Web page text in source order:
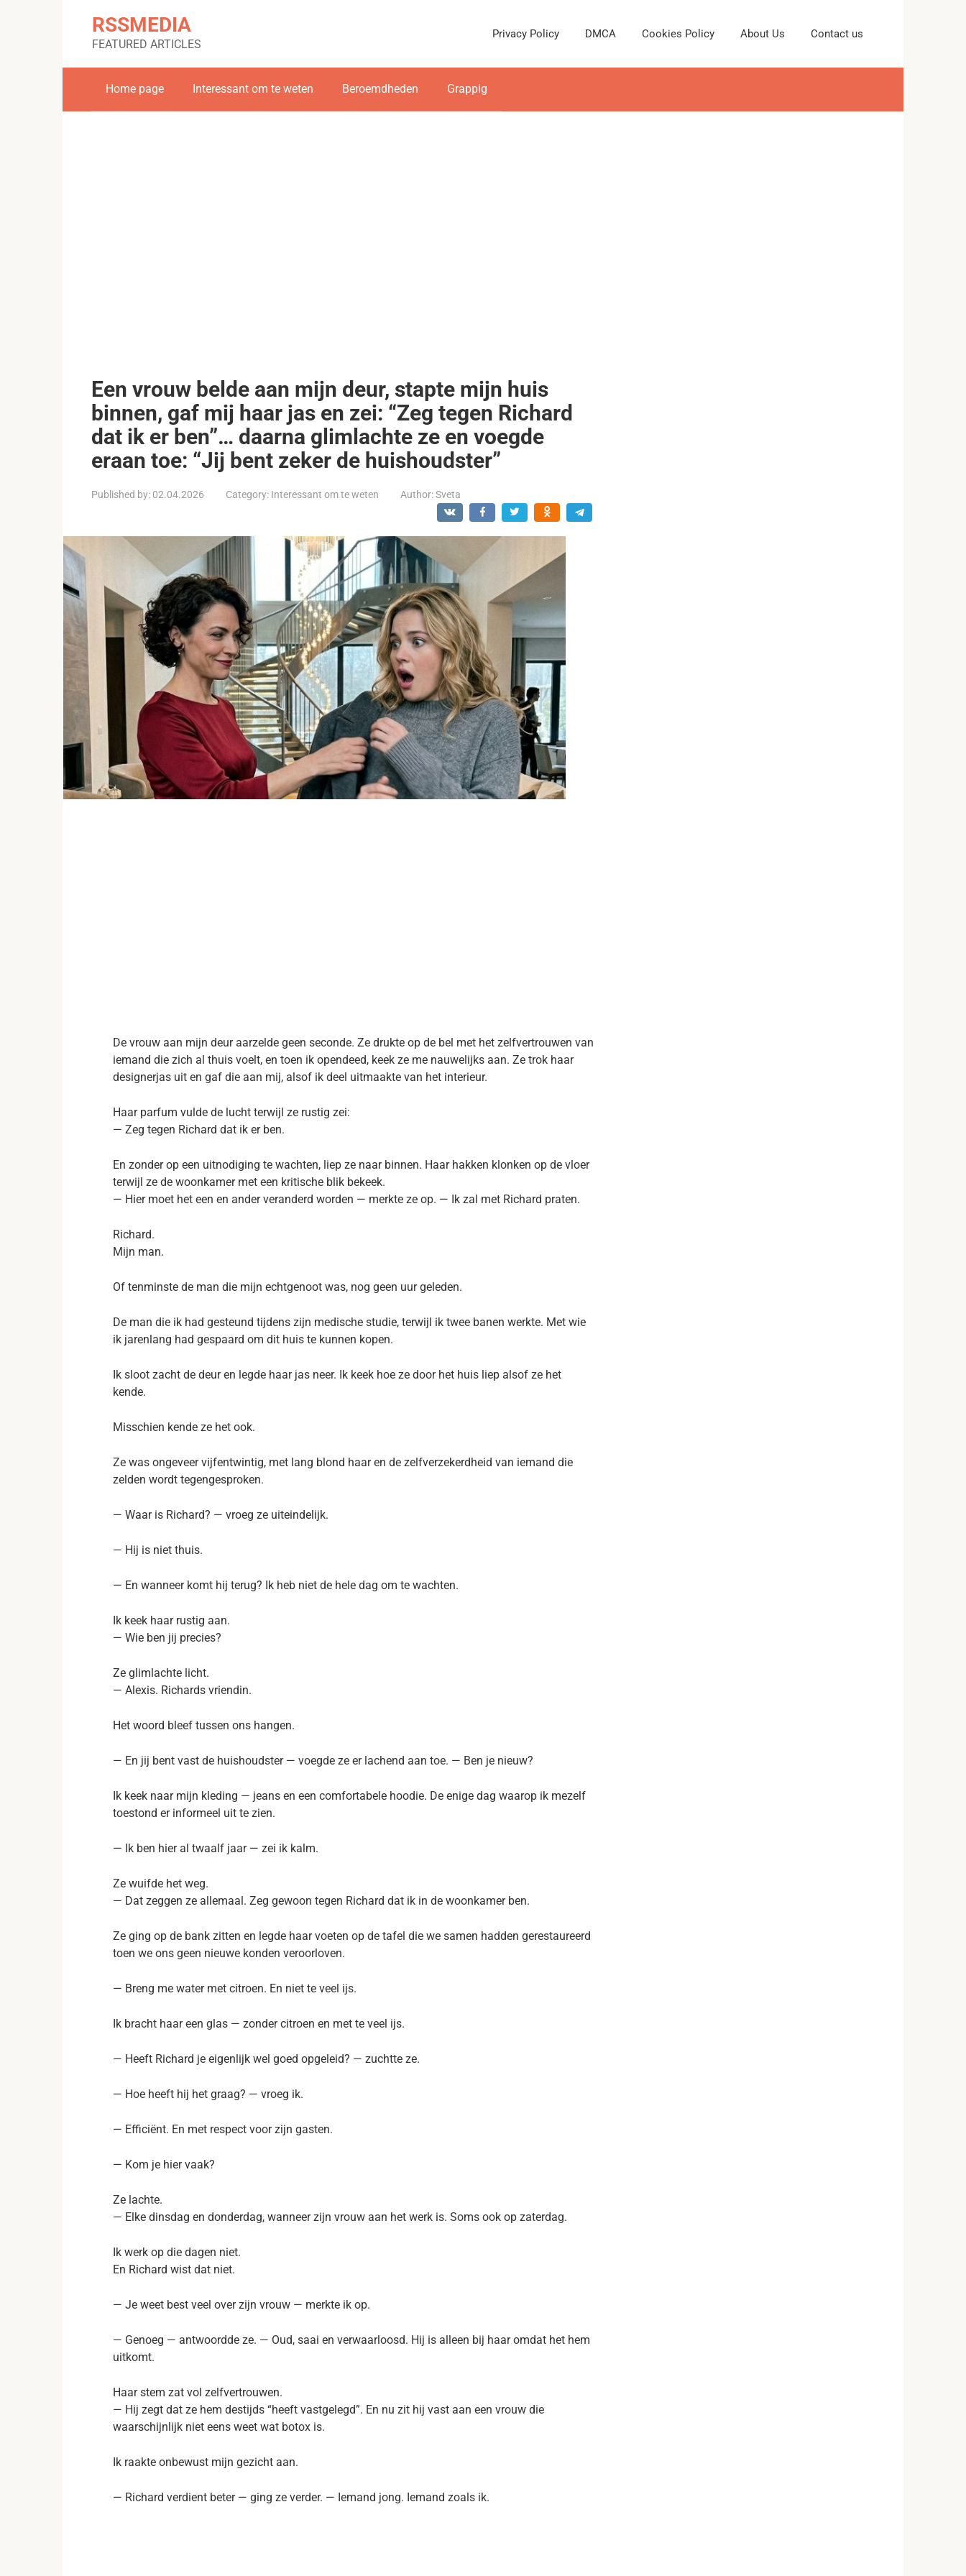
RSSMEDIA
FEATURED ARTICLES
Privacy Policy DMCA Cookies Policy About Us Contact us
Home page Interessant om te weten Beroemdheden Grappig
Een vrouw belde aan mijn deur, stapte mijn huis
binnen, gaf mij haar jas en zei: “Zeg tegen Richard
dat ik er ben”… daarna glimlachte ze en voegde
eraan toe: “Jij bent zeker de huishoudster”
Published by: 02.04.2026 Category: Interessant om te weten Author:Sveta
De vrouw aan mijn deur aarzelde geen seconde. Ze drukte op de bel met het zelfvertrouwen van
iemand die zich al thuis voelt, en toen ik opendeed, keek ze me nauwelijks aan. Ze trok haar
designerjas uit en gaf die aan mij, alsof ik deel uitmaakte van het interieur.
Haar parfum vulde de lucht terwijl ze rustig zei:
— Zeg tegen Richard dat ik er ben.
En zonder op een uitnodiging te wachten, liep ze naar binnen. Haar hakken klonken op de vloer
terwijl ze de woonkamer met een kritische blik bekeek.
— Hier moet het een en ander veranderd worden — merkte ze op. — Ik zal met Richard praten.
Richard.
Mijn man.
Of tenminste de man die mijn echtgenoot was, nog geen uur geleden.
De man die ik had gesteund tijdens zijn medische studie, terwijl ik twee banen werkte. Met wie
ik jarenlang had gespaard om dit huis te kunnen kopen.
Ik sloot zacht de deur en legde haar jas neer. Ik keek hoe ze door het huis liep alsof ze het
kende.
Misschien kende ze het ook.
Ze was ongeveer vijfentwintig, met lang blond haar en de zelfverzekerdheid van iemand die
zelden wordt tegengesproken.
— Waar is Richard? — vroeg ze uiteindelijk.
— Hij is niet thuis.
— En wanneer komt hij terug? Ik heb niet de hele dag om te wachten.
Ik keek haar rustig aan.
— Wie ben jij precies?
Ze glimlachte licht.
— Alexis. Richards vriendin.
Het woord bleef tussen ons hangen.
— En jij bent vast de huishoudster — voegde ze er lachend aan toe. — Ben je nieuw?
Ik keek naar mijn kleding — jeans en een comfortabele hoodie. De enige dag waarop ik mezelf
toestond er informeel uit te zien.
— Ik ben hier al twaalf jaar — zei ik kalm.
Ze wuifde het weg.
— Dat zeggen ze allemaal. Zeg gewoon tegen Richard dat ik in de woonkamer ben.
Ze ging op de bank zitten en legde haar voeten op de tafel die we samen hadden gerestaureerd
toen we ons geen nieuwe konden veroorloven.
— Breng me water met citroen. En niet te veel ijs.
Ik bracht haar een glas — zonder citroen en met te veel ijs.
— Heeft Richard je eigenlijk wel goed opgeleid? — zuchtte ze.
— Hoe heeft hij het graag? — vroeg ik.
— Efficiënt. En met respect voor zijn gasten.
— Kom je hier vaak?
Ze lachte.
— Elke dinsdag en donderdag, wanneer zijn vrouw aan het werk is. Soms ook op zaterdag.
Ik werk op die dagen niet.
En Richard wist dat niet.
— Je weet best veel over zijn vrouw — merkte ik op.
— Genoeg — antwoordde ze. — Oud, saai en verwaarloosd. Hij is alleen bij haar omdat het hem
uitkomt.
Haar stem zat vol zelfvertrouwen.
— Hij zegt dat ze hem destijds “heeft vastgelegd”. En nu zit hij vast aan een vrouw die
waarschijnlijk niet eens weet wat botox is.
Ik raakte onbewust mijn gezicht aan.
— Richard verdient beter — ging ze verder. — Iemand jong. Iemand zoals ik.